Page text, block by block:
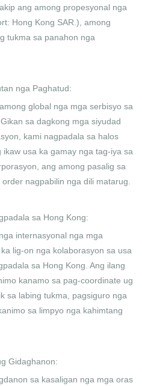
ang among propesyonal nga
Hong Kong SAR.), among
tukma sa panahon nga
nga Paghatud:
global nga mga serbisyo sa
sa dagkong mga siyudad
kami nagpadala sa halos
usa ka gamay nga tag-iya sa
ang among pasalig sa
nagpabilin nga dili matarug.
sa Hong Kong:
internasyonal nga mga
lig-on nga kolaborasyon sa usa
sa Hong Kong. Ang ilang
kanamo sa pag-coordinate ug
sa labing tukma, pagsiguro nga
sa limpyo nga kahimtang
Gidaghanon:
sa kasaligan nga mga oras